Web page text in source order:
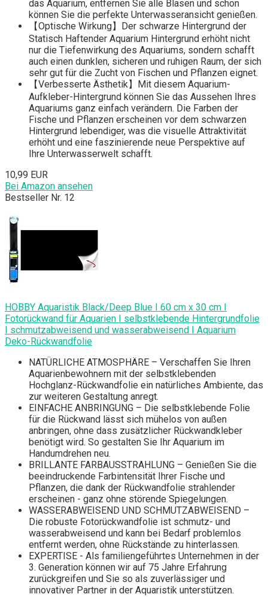
das Aquarium, entfernen Sie alle Blasen und schon
können Sie die perfekte Unterwasseransicht genießen.
【Optische Wirkung】Der schwarze Hintergrund der
Statisch Haftender Aquarium Hintergrund erhöht nicht
nur die Tiefenwirkung des Aquariums, sondern schafft
auch einen dunklen, sicheren und ruhigen Raum, der sich
sehr gut für die Zucht von Fischen und Pflanzen eignet.
【Verbesserte Ästhetik】Mit diesem Aquarium-
Aufkleber-Hintergrund können Sie das Aussehen Ihres
Aquariums ganz einfach verändern. Die Farben der
Fische und Pflanzen erscheinen vor dem schwarzen
Hintergrund lebendiger, was die visuelle Attraktivität
erhöht und eine faszinierende neue Perspektive auf
Ihre Unterwasserwelt schafft.
10,99 EUR
Bei Amazon ansehen
Bestseller Nr. 12
HOBBY Aquaristik Black/Deep Blue I 60 cm x 30 cm I
Fotorückwand für Aquarien I selbstklebende Hintergrundfolie
I schmutzabweisend und wasserabweisend I Aquarium
Deko-Rückwandfolie
NATÜRLICHE ATMOSPHÄRE – Verschaffen Sie Ihren
Aquarienbewohnern mit der selbstklebenden
Hochglanz-Rückwandfolie ein natürliches Ambiente, das
zur weiteren Gestaltung anregt.
EINFACHE ANBRINGUNG – Die selbstklebende Folie
für die Rückwand lässt sich mühelos von außen
anbringen, ohne dass zusätzlicher Rückwandkleber
benötigt wird. So gestalten Sie Ihr Aquarium im
Handumdrehen neu.
BRILLANTE FARBAUSSTRAHLUNG – Genießen Sie die
beeindruckende Farbintensität Ihrer Fische und
Pflanzen, die dank der Rückwandfolie strahlender
erscheinen - ganz ohne störende Spiegelungen.
WASSERABWEISEND UND SCHMUTZABWEISEND –
Die robuste Fotorückwandfolie ist schmutz- und
wasserabweisend und kann bei Bedarf problemlos
entfernt werden, ohne Rückstände zu hinterlassen.
EXPERTISE - Als familiengeführtes Unternehmen in der
3. Generation können wir auf 75 Jahre Erfahrung
zurückgreifen und Sie so als zuverlässiger und
innovativer Partner in der Aquaristik unterstützen.